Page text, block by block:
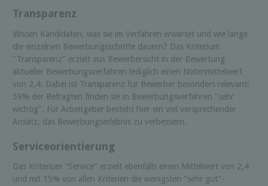
Transparenz
Wissen Kandidaten, was sie im Verfahren erwartet und wie lange
die einzelnen Bewerbungsschritte dauern? Das Kriterium
"Transparenz" erzielt aus Bewerbersicht in der Bewertung
aktueller Bewerbungsverfahren lediglich einen Notenmittelwert
von 2,4. Dabei ist Transparenz für Bewerber besonders relevant:
59% der Befragten finden sie in Bewerbungsverfahren "sehr
wichtig". Für Arbeitgeber besteht hier ein viel versprechender
Ansatz, das Bewerbungserlebnis zu verbessern.
Serviceorientierung
Das Kriterium "Service" erzielt ebenfalls einen Mittelwert von 2,4
und mit 15% von allen Kriterien die wenigsten "sehr gut"-